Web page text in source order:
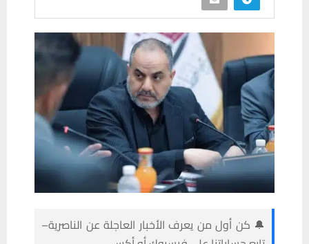
🔔 كن أول من يعرف الأخبار العاجلة عن الناصرية–